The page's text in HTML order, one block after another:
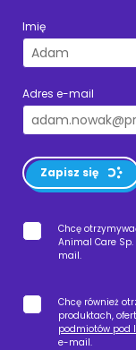
Imię
Adres e-mail
Zapisz się
Chcę
Animal Care
mail.
Chcę również
produktach,
podmiotów pod
e-mail.